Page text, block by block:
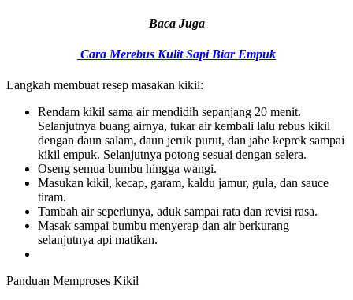
Baca Juga
Cara Merebus Kulit Sapi Biar Empuk
Langkah membuat resep masakan kikil:
Rendam kikil sama air mendidih sepanjang 20 menit.
Selanjutnya buang airnya, tukar air kembali lalu rebus kikil
dengan daun salam, daun jeruk purut, dan jahe keprek sampai
kikil empuk. Selanjutnya potong sesuai dengan selera.
Oseng semua bumbu hingga wangi.
Masukan kikil, kecap, garam, kaldu jamur, gula, dan sauce
tiram.
Tambah air seperlunya, aduk sampai rata dan revisi rasa.
Masak sampai bumbu menyerap dan air berkurang
selanjutnya api matikan.
Panduan Memproses Kikil